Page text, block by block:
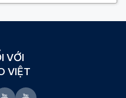
VỚI
VIỆT